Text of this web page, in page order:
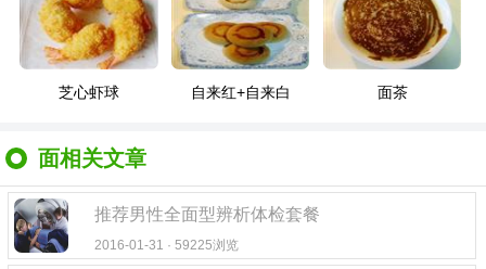
芝心虾球 自来红+自来白 面茶
面相关文章
推荐男性全面型辨析体检套餐
2016-01-31 · 59225浏览